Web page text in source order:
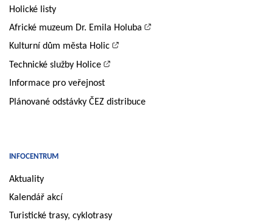
Holické listy
Africké muzeum Dr. Emila Holuba
Kulturní dům města Holic
Technické služby Holice
Informace pro veřejnost
Plánované odstávky ČEZ distribuce
INFOCENTRUM
Aktuality
Kalendář akcí
Turistické trasy, cyklotrasy